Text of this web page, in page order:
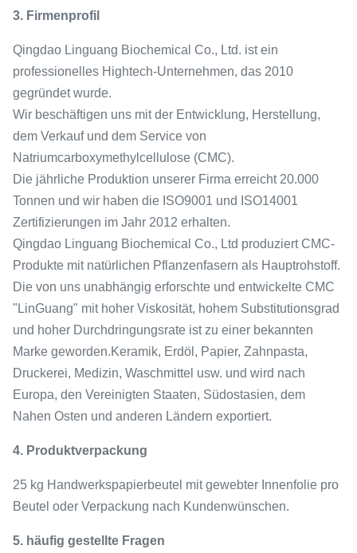
3. Firmenprofil
Qingdao Linguang Biochemical Co., Ltd. ist ein
professionelles Hightech-Unternehmen, das 2010
gegründet wurde.
Wir beschäftigen uns mit der Entwicklung, Herstellung,
dem Verkauf und dem Service von
Natriumcarboxymethylcellulose (CMC).
Die jährliche Produktion unserer Firma erreicht 20.000
Tonnen und wir haben die ISO9001 und ISO14001
Zertifizierungen im Jahr 2012 erhalten.
Qingdao Linguang Biochemical Co., Ltd produziert CMC-
Produkte mit natürlichen Pflanzenfasern als Hauptrohstoff.
Die von uns unabhängig erforschte und entwickelte CMC
"LinGuang" mit hoher Viskosität, hohem Substitutionsgrad
und hoher Durchdringungsrate ist zu einer bekannten
Marke geworden.Keramik, Erdöl, Papier, Zahnpasta,
Druckerei, Medizin, Waschmittel usw. und wird nach
Europa, den Vereinigten Staaten, Südostasien, dem
Nahen Osten und anderen Ländern exportiert.
4. Produktverpackung
25 kg Handwerkspapierbeutel mit gewebter Innenfolie pro
Beutel oder Verpackung nach Kundenwünschen.
5. häufig gestellte Fragen